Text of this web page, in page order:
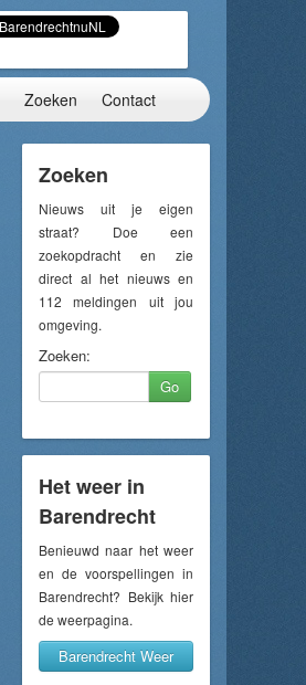
Zoeken Contact
Zoeken
Nieuws uit je eigen
straat? Doe een
zoekopdracht en zie
direct al het nieuws en
112 meldingen uit jou
omgeving.
Zoeken:
Go
Het weer in
Barendrecht
Benieuwd naar het weer
en de voorspellingen in
Barendrecht? Bekijk hier
de weerpagina.
Barendrecht Weer